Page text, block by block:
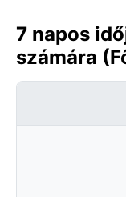
7 napos
számára